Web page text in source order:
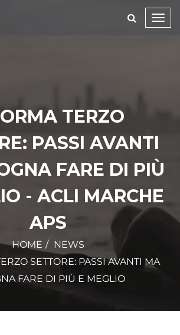
TERZO
PASSI AVANTI
FARE DI PIÙ
- ACLI MARCHE
APS
HOME
NEWS
SETTORE: PASSI AVANTI MA
FARE DI PIÙ E MEGLIO